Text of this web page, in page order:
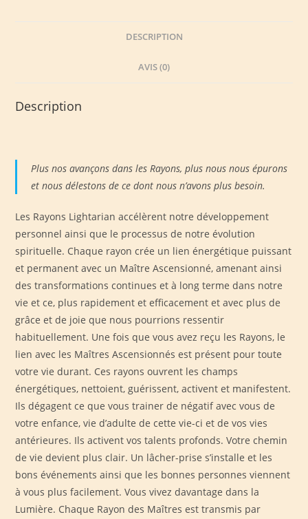
DESCRIPTION
AVIS (0)
Description
Plus nos avançons dans les Rayons, plus nous nous épurons
et nous délestons de ce dont nous n’avons plus besoin.
Les Rayons Lightarian accélèrent notre développement
personnel ainsi que le processus de notre évolution
spirituelle. Chaque rayon crée un lien énergétique puissant
et permanent avec un Maître Ascensionné, amenant ainsi
des transformations continues et à long terme dans notre
vie et ce, plus rapidement et efficacement et avec plus de
grâce et de joie que nous pourrions ressentir
habituellement. Une fois que vous avez reçu les Rayons, le
lien avec les Maîtres Ascensionnés est présent pour toute
votre vie durant. Ces rayons ouvrent les champs
énergétiques, nettoient, guérissent, activent et manifestent.
Ils dégagent ce que vous trainer de négatif avec vous de
votre enfance, vie d’adulte de cette vie-ci et de vos vies
antérieures. Ils activent vos talents profonds. Votre chemin
de vie devient plus clair. Un lâcher-prise s’installe et les
bons événements ainsi que les bonnes personnes viennent
à vous plus facilement. Vous vivez davantage dans la
Lumière. Chaque Rayon des Maîtres est transmis par